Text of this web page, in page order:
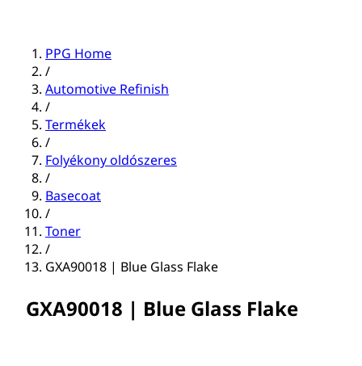
PPG Home
/
Automotive Refinish
/
Termékek
/
Folyékony oldószeres
/
Basecoat
/
Toner
/
GXA90018 | Blue Glass Flake
GXA90018 | Blue Glass Flake